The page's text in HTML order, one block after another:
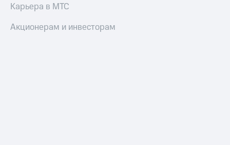
Карьера в МТС
Акционерам и инвесторам